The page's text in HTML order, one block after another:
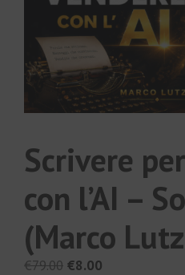
Scrivere
con l’AI –
(Marco
€79.00 Il
€8.00